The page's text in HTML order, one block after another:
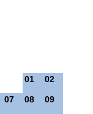
01 02
07 08 09